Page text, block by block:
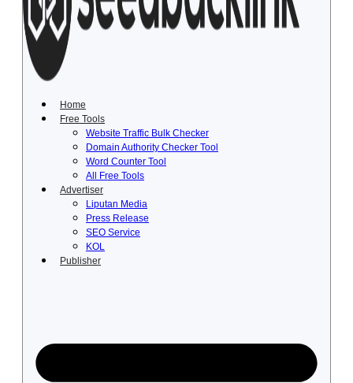
Lewati
konten
Home
Free Tools
Website Traffic Bulk Checker
Domain Authority Checker Tool
Word Counter Tool
All Free Tools
Advertiser
Liputan Media
Press Release
SEO Service
KOL
Publisher